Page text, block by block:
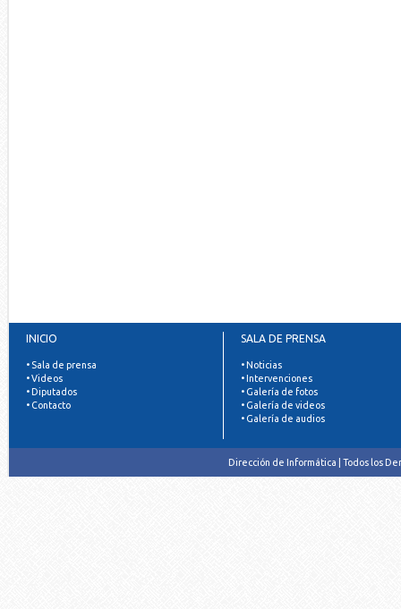
INICIO
• Sala de prensa
• Videos
• Diputados
• Contacto
SALA DE PRENSA
• Noticias
• Intervenciones
• Galería de fotos
• Galería de videos
• Galería de audios
Dirección de Informática | Todos los